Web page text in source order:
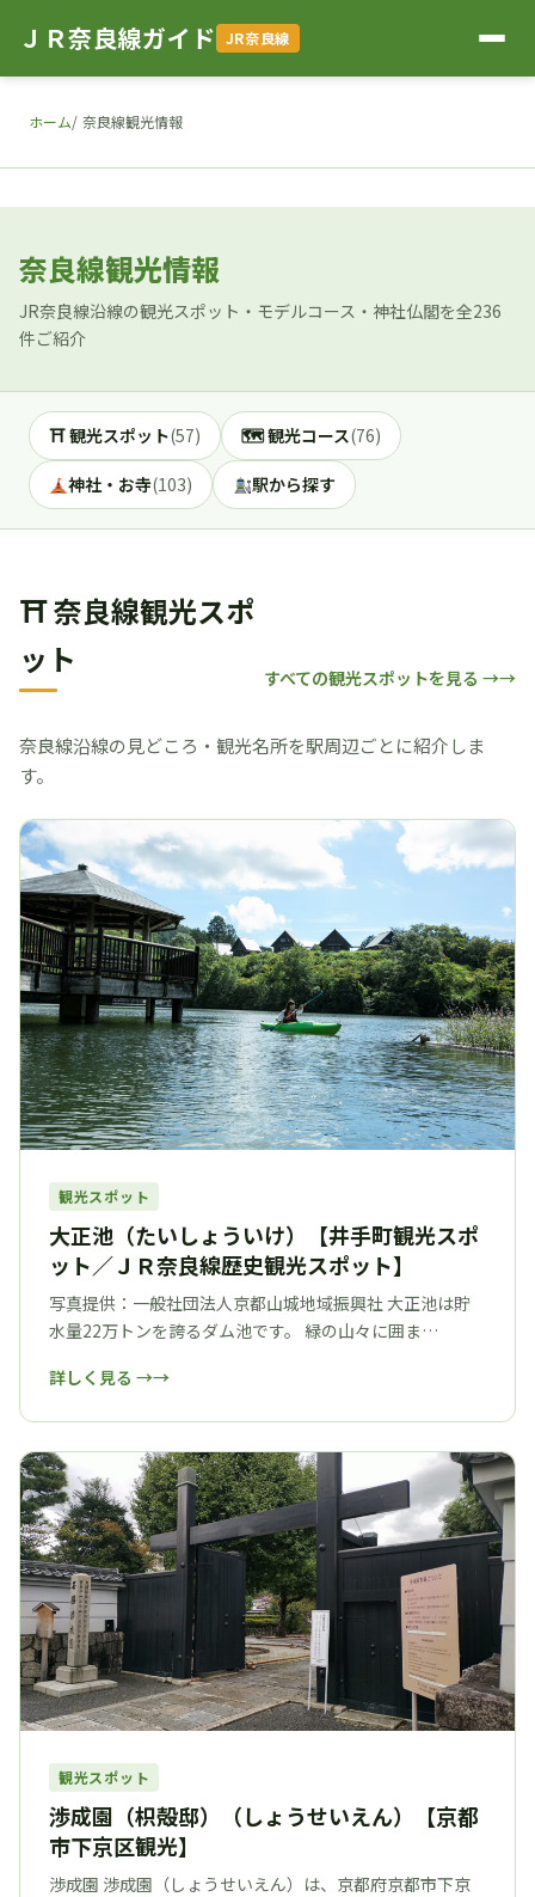
ＪＲ奈良線ガイド JR奈良線
ホーム 奈良線観光情報
奈良線観光情報
JR奈良線沿線の観光スポット・モデルコース・神社仏閣を全236
件ご紹介
⛩ 観光スポット(57) 🗺 観光コース(76)
神社・お寺(103) 駅から探す
⛩ 奈良線観光スポ
ット
すべての観光スポットを見る →
奈良線沿線の見どころ・観光名所を駅周辺ごとに紹介しま
す。
観光スポット
大正池（たいしょういけ）【井手町観光スポ
ット／ＪＲ奈良線歴史観光スポット】
写真提供：一般社団法人京都山城地域振興社 大正池は貯
水量22万トンを誇るダム池です。 緑の山々に囲ま…
詳しく見る →
観光スポット
渉成園（枳殻邸）（しょうせいえん）【京都
市下京区観光】
渉成園 渉成園（しょうせいえん）は、京都府京都市下京